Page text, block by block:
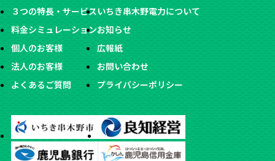
３つの特長・サービス
料金シミュレーション
個人のお客様
法人のお客様
よくあるご質問
いちき串木野電力について
お知らせ
広報紙
お問い合わせ
プライバシーポリシー